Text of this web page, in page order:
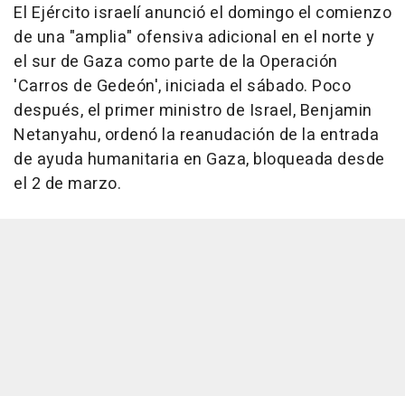
El Ejército israelí anunció el domingo el comienzo
de una "amplia" ofensiva adicional en el norte y
el sur de Gaza como parte de la Operación
'Carros de Gedeón', iniciada el sábado. Poco
después, el primer ministro de Israel, Benjamin
Netanyahu, ordenó la reanudación de la entrada
de ayuda humanitaria en Gaza, bloqueada desde
el 2 de marzo.